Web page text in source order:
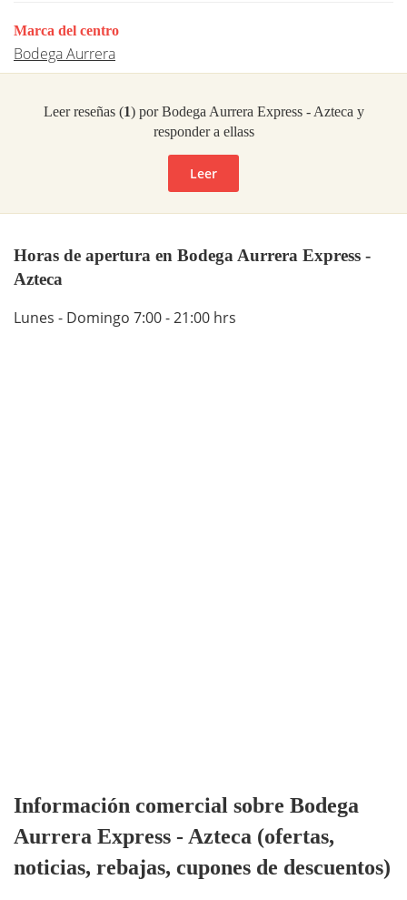
Marca del centro
Bodega Aurrera
Leer reseñas (1) por Bodega Aurrera Express - Azteca y
responder a ellass
Leer
Horas de apertura en Bodega Aurrera Express -
Azteca
Lunes - Domingo 7:00 - 21:00 hrs
Información comercial sobre Bodega
Aurrera Express - Azteca (ofertas,
noticias, rebajas, cupones de descuentos)